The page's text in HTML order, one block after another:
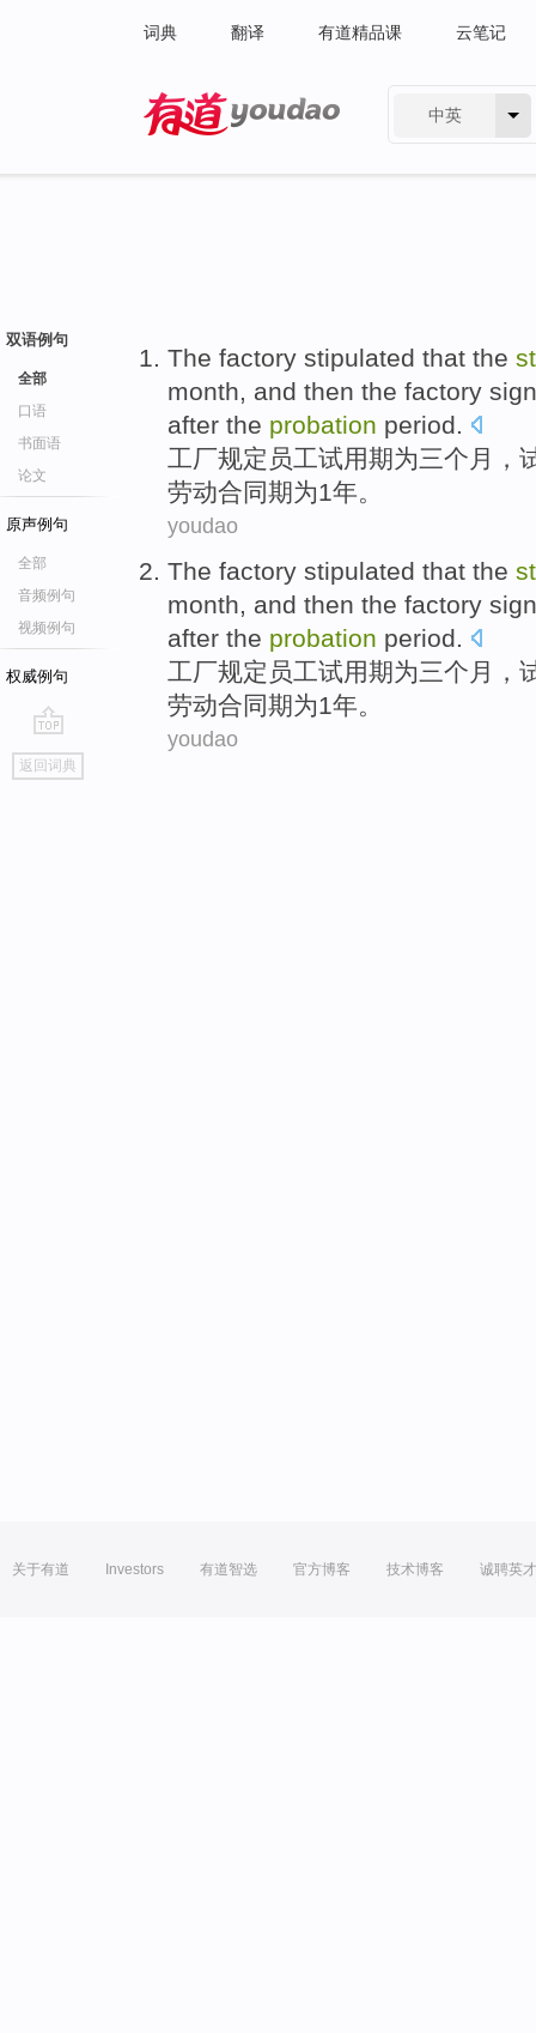
词典 翻译 有道精品课 云笔记
中英
双语例句
全部
口语
书面语
论文
原声例句
全部
音频例句
视频例句
权威例句
go
top
返回词典
The factory stipulated that the
month, and then the factory sign
after the probation period.
工厂规定 员工试用期为三个月，
劳动合同期为1年。
youdao
The factory stipulated that the
month, and then the factory sign
after the probation period.
工厂规定 员工试用期为三个月，
劳动合同期为1年。
youdao
关于有道 Investors 有道智选 官方博客 技术博客 诚聘英才